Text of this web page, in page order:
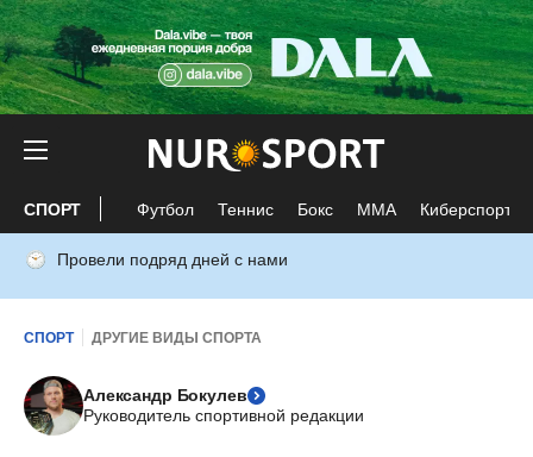
СПОРТ Футбол Теннис Бокс ММА Киберспорт
Провели подряд дней с нами
СПОРТ ДРУГИЕ ВИДЫ СПОРТА
Александр Бокулев
Руководитель спортивной редакции